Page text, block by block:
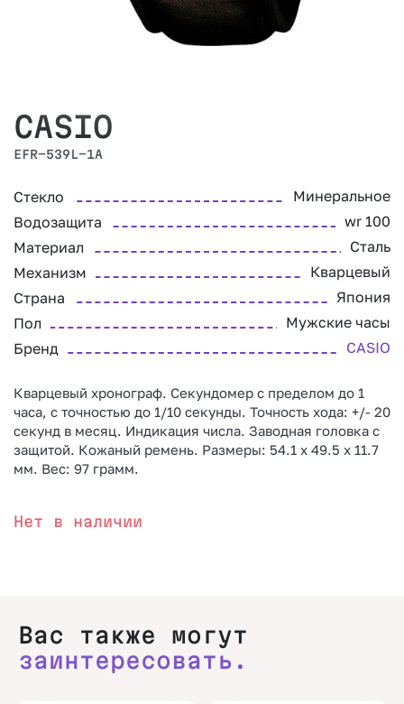
CASIO
EFR-539L-1A
Стекло
Минеральное
Водозащита
wr 100
Материал
Сталь
Механизм
Кварцевый
Страна
Япония
Пол
Мужские часы
Бренд
CASIO
Кварцевый хронограф. Секундомер с пределом до 1
часа, с точностью до 1/10 секунды. Точность хода: +/- 20
секунд в месяц. Индикация числа. Заводная головка с
защитой. Кожаный ремень. Размеры: 54.1 х 49.5 х 11.7
мм. Вес: 97 грамм.
Нет в наличии
Вас также могут
заинтересовать.